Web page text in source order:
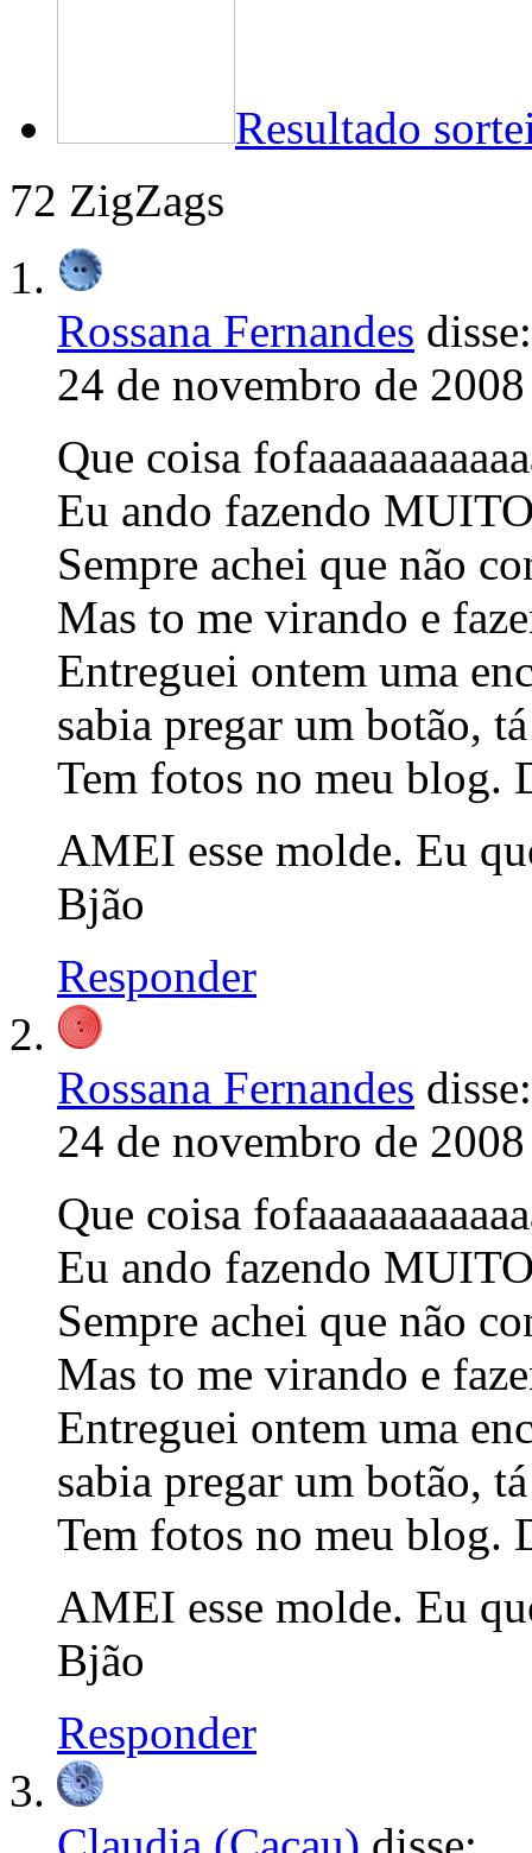
Resultado
72 ZigZags
Rossana Fernandes disse:
24 de novembro de
Que coisa
Eu ando fazendo
Sempre achei que não
Mas to me virando e
Entreguei ontem uma
sabia pregar um botão,
Tem fotos no meu blog.
AMEI esse molde. Eu
Bjão
Responder
Rossana Fernandes disse:
24 de novembro de
Que coisa
Eu ando fazendo
Sempre achei que não
Mas to me virando e
Entreguei ontem uma
sabia pregar um botão,
Tem fotos no meu blog.
AMEI esse molde. Eu
Bjão
Responder